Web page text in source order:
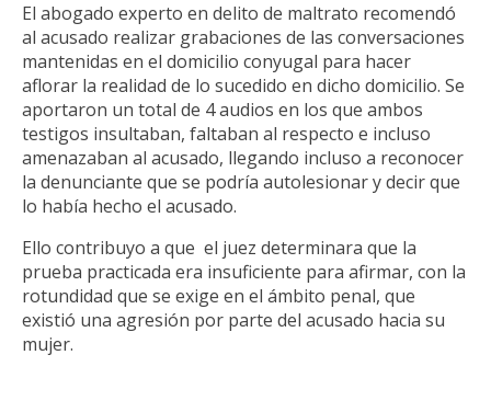
El abogado experto en delito de maltrato recomendó
al acusado realizar grabaciones de las conversaciones
mantenidas en el domicilio conyugal para hacer
aflorar la realidad de lo sucedido en dicho domicilio. Se
aportaron un total de 4 audios en los que ambos
testigos insultaban, faltaban al respecto e incluso
amenazaban al acusado, llegando incluso a reconocer
la denunciante que se podría autolesionar y decir que
lo había hecho el acusado.
Ello contribuyo a que el juez determinara que la
prueba practicada era insuficiente para afirmar, con la
rotundidad que se exige en el ámbito penal, que
existió una agresión por parte del acusado hacia su
mujer.